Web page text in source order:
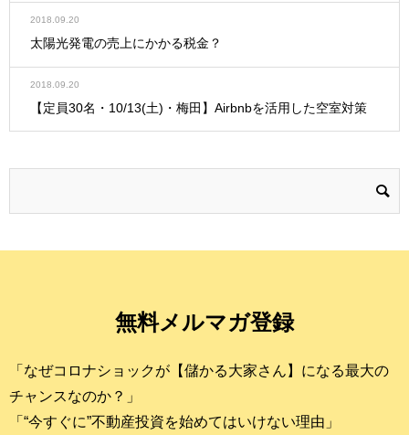
2018.09.20
太陽光発電の売上にかかる税金？
2018.09.20
【定員30名・10/13(土)・梅田】Airbnbを活用した空室対策
無料メルマガ登録
「なぜコロナショックが【儲かる大家さん】になる最大の
チャンスなのか？」
「“今すぐに”不動産投資を始めてはいけない理由」